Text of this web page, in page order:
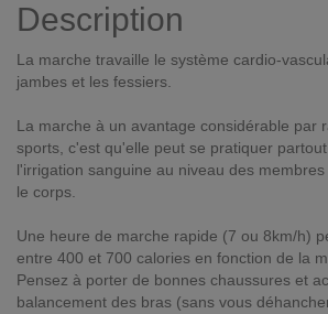
Description
La marche travaille le système cardio-
jambes et les fessiers.
La marche à un avantage considérable par
sports, c'est qu'elle peut se pratiquer
l'irrigation sanguine au niveau des
le corps.
Une heure de marche rapide (7 ou 8km/h)
entre 400 et 700 calories en fonction de la
Pensez à porter de bonnes chaussures et
balancement des bras (sans vous